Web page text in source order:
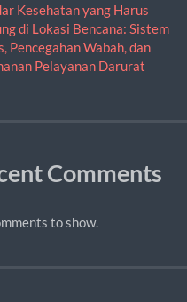
Kesehatan yang Harus
di Lokasi Bencana: Sistem
Pencegahan Wabah, dan
Pelayanan Darurat
Comments
to show.